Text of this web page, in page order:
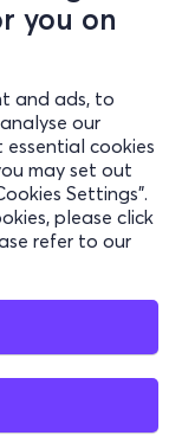
you on
and ads, to
our
cookies
may set out
Settings".
please click
refer to our